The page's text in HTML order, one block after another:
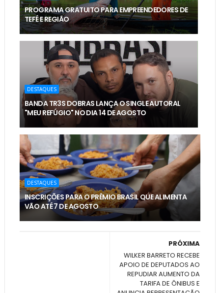
PROGRAMA GRATUITO PARA EMPREENDEDORES DE
TEFÉ E REGIÃO
DESTAQUES
BANDA TR3S DOBRAS LANÇA O SINGLE AUTORAL
"MEU REFÚGIO" NO DIA 14 DE AGOSTO
DESTAQUES
INSCRIÇÕES PARA O PRÊMIO BRASIL QUE ALIMENTA
VÃO ATÉ 7 DE AGOSTO
PRÓXIMA
WILKER BARRETO RECEBE
APOIO DE DEPUTADOS AO
REPUDIAR AUMENTO DA
TARIFA DE ÔNIBUS E